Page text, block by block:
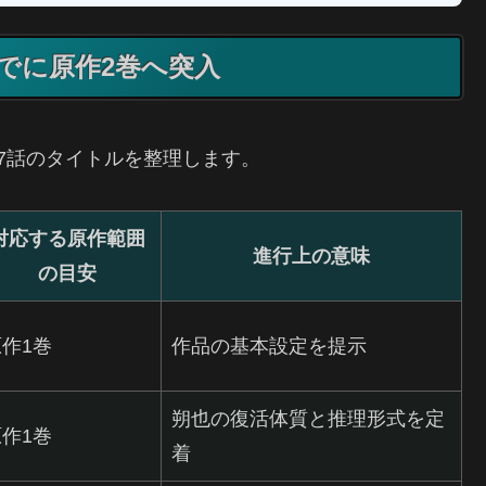
に原作2巻へ突入
のタイトルを整理します。
応する原作範囲
の目安
進行上の意味
1巻 作品の基本設定を提示
1巻
朔也の復活体質と推理形式を定
着